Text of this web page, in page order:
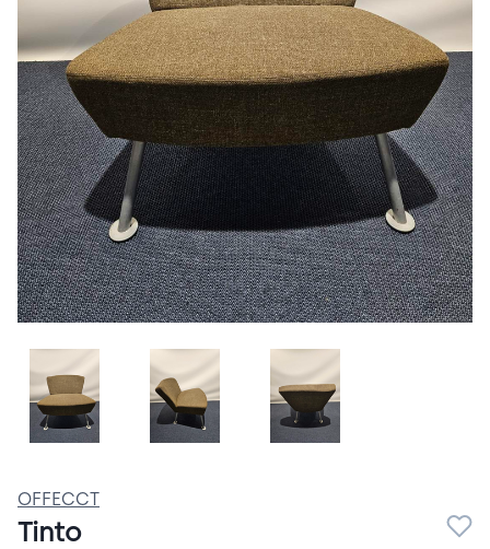
OFFECCT
Tinto